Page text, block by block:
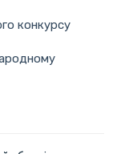
конкурсу